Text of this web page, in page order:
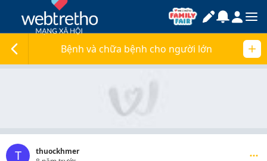
Bệnh và chữa bệnh cho người lớn
T
thuockhmer